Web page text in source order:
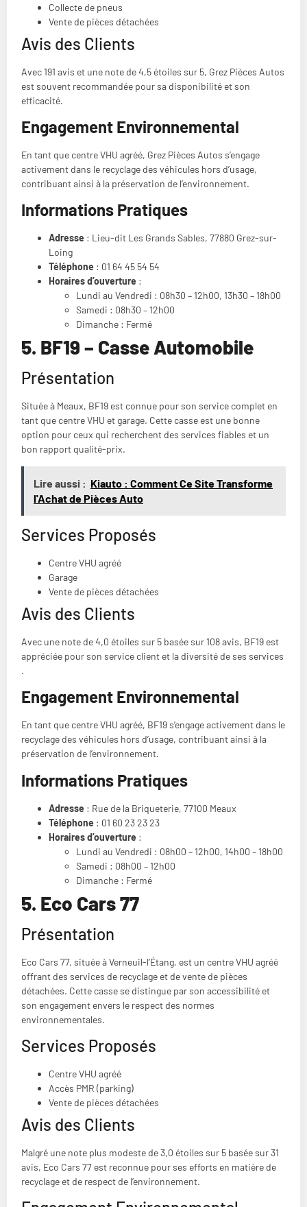
Collecte de pneus
Vente de pièces détachées
Avis des Clients
Avec 191 avis et une note de 4,5 étoiles sur 5, Grez Pièces Autos
est souvent recommandée pour sa disponibilité et son
efficacité​​.
Engagement Environnemental
En tant que centre VHU agréé, Grez Pièces Autos s’engage
activement dans le recyclage des véhicules hors d’usage,
contribuant ainsi à la préservation de l’environnement.
Informations Pratiques
Adresse : Lieu-dit Les Grands Sables, 77880 Grez-sur-
Loing
Téléphone : 01 64 45 54 54
Horaires d’ouverture :
Lundi au Vendredi : 08h30 – 12h00, 13h30 – 18h00
Samedi : 08h30 – 12h00
Dimanche : Fermé
5. BF19 – Casse Automobile
Présentation
Située à Meaux, BF19 est connue pour son service complet en
tant que centre VHU et garage. Cette casse est une bonne
option pour ceux qui recherchent des services fiables et un
bon rapport qualité-prix.
Lire aussi : Kiauto : Comment Ce Site Transforme
l'Achat de Pièces Auto
Services Proposés
Centre VHU agréé
Garage
Vente de pièces détachées
Avis des Clients
Avec une note de 4,0 étoiles sur 5 basée sur 108 avis, BF19 est
appréciée pour son service client et la diversité de ses services​​
.
Engagement Environnemental
En tant que centre VHU agréé, BF19 s’engage activement dans le
recyclage des véhicules hors d’usage, contribuant ainsi à la
préservation de l’environnement.
Informations Pratiques
Adresse : Rue de la Briqueterie, 77100 Meaux
Téléphone : 01 60 23 23 23
Horaires d’ouverture :
Lundi au Vendredi : 08h00 – 12h00, 14h00 – 18h00
Samedi : 08h00 – 12h00
Dimanche : Fermé
5. Eco Cars 77
Présentation
Eco Cars 77, située à Verneuil-l’Étang, est un centre VHU agréé
offrant des services de recyclage et de vente de pièces
détachées. Cette casse se distingue par son accessibilité et
son engagement envers le respect des normes
environnementales.
Services Proposés
Centre VHU agréé
Accès PMR (parking)
Vente de pièces détachées
Avis des Clients
Malgré une note plus modeste de 3,0 étoiles sur 5 basée sur 31
avis, Eco Cars 77 est reconnue pour ses efforts en matière de
recyclage et de respect de l’environnement​​.